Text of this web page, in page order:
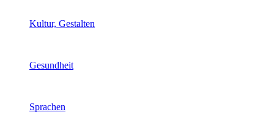
Kultur, Gestalten
Gesundheit
Sprachen